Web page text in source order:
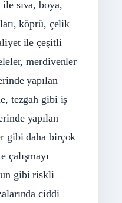
sıva, boya,
köprü, çelik
ile çeşitli
merdivenler
yapılan
tezgah gibi iş
yapılan
gibi daha birçok
çalışmayı
gibi riskli
ciddi